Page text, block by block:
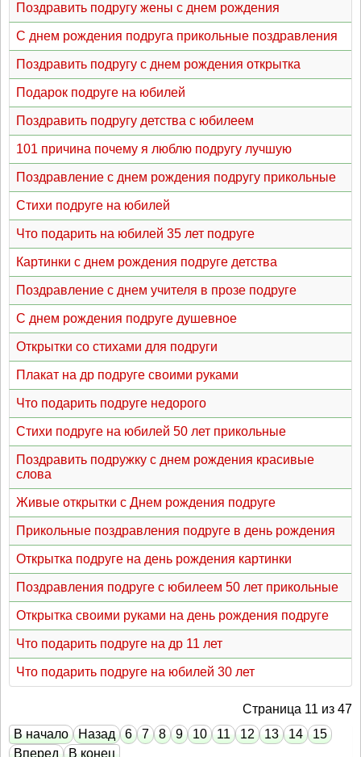
Поздравить подругу жены с днем рождения
С днем рождения подруга прикольные поздравления
Поздравить подругу с днем рождения открытка
Подарок подруге на юбилей
Поздравить подругу детства с юбилеем
101 причина почему я люблю подругу лучшую
Поздравление с днем рождения подругу прикольные
Стихи подруге на юбилей
Что подарить на юбилей 35 лет подруге
Картинки с днем рождения подруге детства
Поздравление с днем учителя в прозе подруге
С днем рождения подруге душевное
Открытки со стихами для подруги
Плакат на др подруге своими руками
Что подарить подруге недорого
Стихи подруге на юбилей 50 лет прикольные
Поздравить подружку с днем рождения красивые
слова
Живые открытки с Днем рождения подруге
Прикольные поздравления подруге в день рождения
Открытка подруге на день рождения картинки
Поздравления подруге с юбилеем 50 лет прикольные
Открытка своими руками на день рождения подруге
Что подарить подруге на др 11 лет
Что подарить подруге на юбилей 30 лет
Страница 11 из 47
В начало
Назад 6 7 8 9 10 11 12 13 14
15
Вперед
В конец